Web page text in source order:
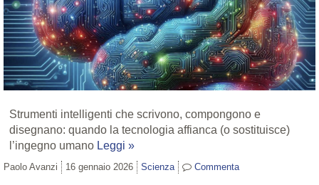
Strumenti intelligenti che scrivono, compongono e
disegnano: quando la tecnologia affianca (o sostituisce)
l’ingegno umano Leggi »
Paolo Avanzi 16 gennaio 2026 Scienza Commenta